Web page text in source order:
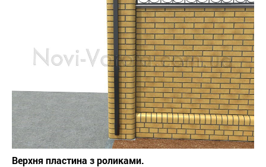
Верхня пластина з роликами.